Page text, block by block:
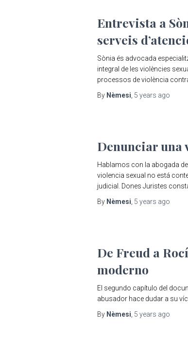
Entrevista a
serveis
Sònia és advocada
integral de les violències
processos de violència
By Nèmesi 5 years ago
Denunciar
Hablamos con la abogada
violencia sexual no está
judicial. Dones Juristes
By Nèmesi 5 years ago
De Freud a
moderno
El segundo capítulo del
abusador hace dudar a su
By Nèmesi 5 years ago